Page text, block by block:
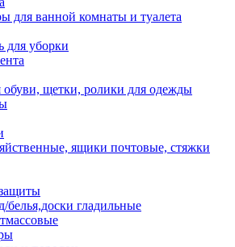
для ванной комнаты и туалета
для уборки
обуви, щетки, ролики для одежды
ящики почтовые, стяжки
гладильные